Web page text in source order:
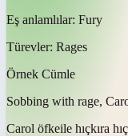
Eş anlamlılar: Fury
Türevler: Rages
Örnek Cümle
Sobbing with rage,
Carol öfkeile hıçkıra